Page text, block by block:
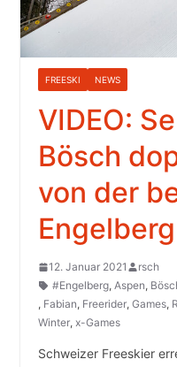
FREESKI NEWS
VIDEO:
Bösch
von der
12. Januar 2021
rsch
#Engelberg, Aspen,
, Fabian, Freerider, Games,
Winter, x-Games
Schweizer Freeskier